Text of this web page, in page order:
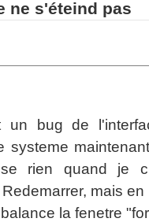
ne s'éteind pas
un bug de
systeme
rien quand je
mais
la fenetre